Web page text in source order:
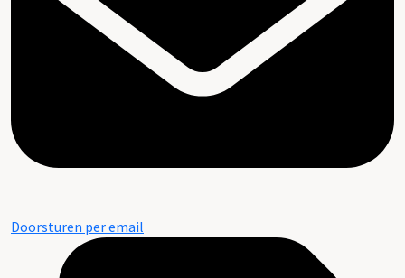
Doorsturen per email